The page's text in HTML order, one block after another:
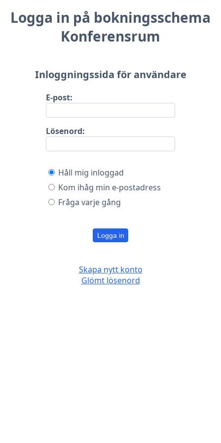
Logga in på bokningsschema
Konferensrum
Inloggningssida för användare
E-post:
Lösenord:
Håll mig inloggad
Kom ihåg min e-postadress
Fråga varje gång
Logga in
Skapa nytt konto
Glömt lösenord